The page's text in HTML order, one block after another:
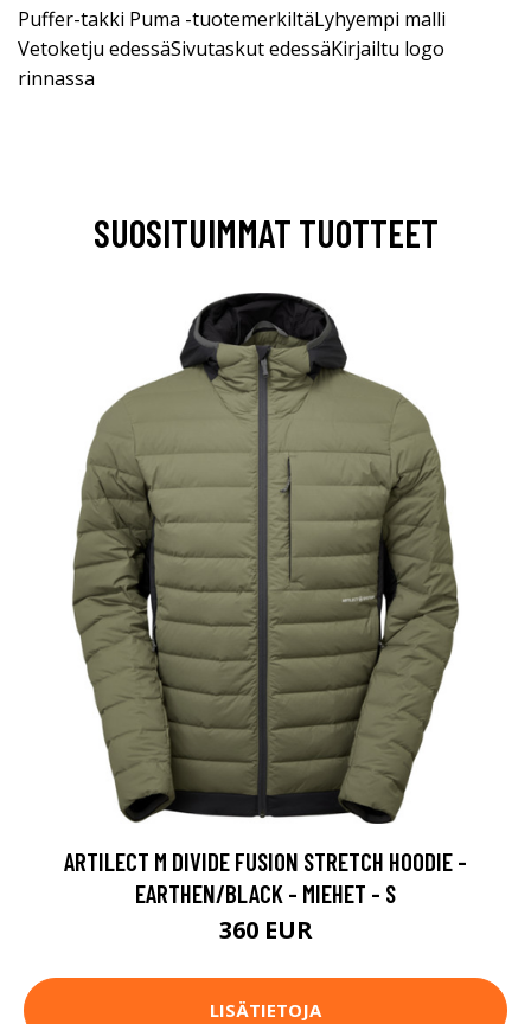
Puffer-takki Puma -tuotemerkiltäLyhyempi malli
Vetoketju edessäSivutaskut edessäKirjailtu logo
rinnassa
SUOSITUIMMAT TUOTTEET
ARTILECT M DIVIDE FUSION STRETCH HOODIE -
EARTHEN/BLACK - MIEHET - S
360 EUR
LISÄTIETOJA